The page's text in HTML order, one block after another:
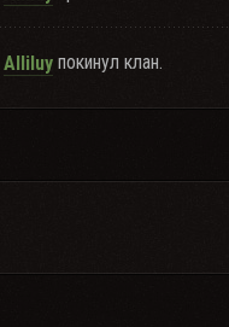
AIIiluy покинул клан.